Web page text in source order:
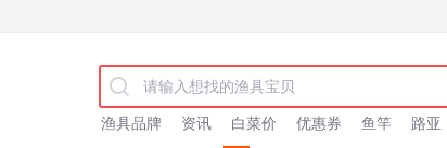
渔具品牌 资讯 白菜价 优惠券 鱼竿 路亚